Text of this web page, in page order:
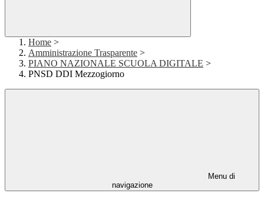
Home >
Amministrazione Trasparente >
PIANO NAZIONALE SCUOLA DIGITALE >
PNSD DDI Mezzogiorno
Menu di
navigazione